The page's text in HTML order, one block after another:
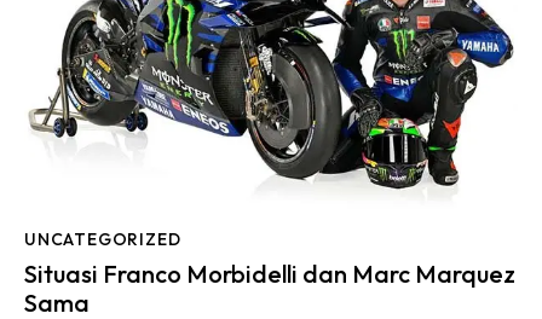
UNCATEGORIZED
Situasi Franco Morbidelli dan Marc Marquez
Sama